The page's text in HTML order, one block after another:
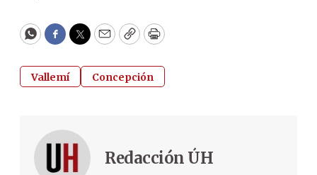
WhatsApp
Facebook
Twitter
EmailCopyPrint
Vallemí Concepción
Redacción ÚH